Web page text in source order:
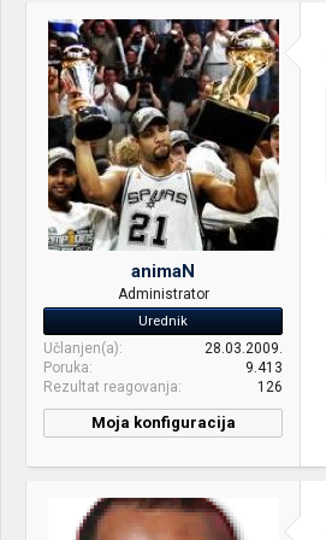
animaN
Administrator
Urednik
Učlanjen(a)
28.03.2009.
Poruka
9.413
Rezultat reagovanja
126
Moja konfiguracija
CoratorDS
Motherboard: ASUS P9X79 Deluxe